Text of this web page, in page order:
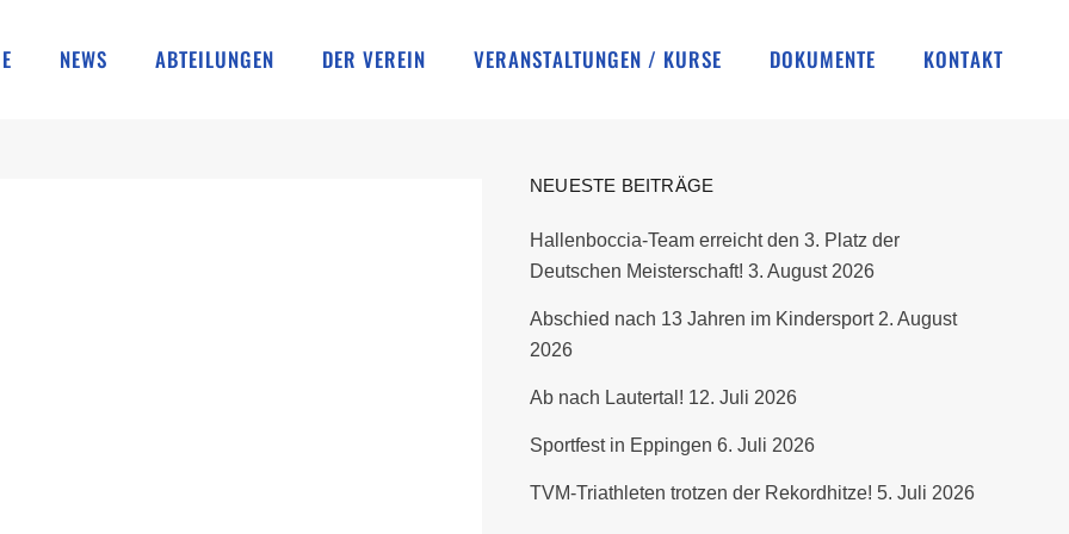
NEWS ABTEILUNGEN DER VEREIN VERANSTALTUNGEN / KURSE DOKUMENTE KONTAKT
NEUESTE BEITRÄGE
Hallenboccia-Team erreicht den 3. Platz der
Deutschen Meisterschaft! 3. August 2026
Abschied nach 13 Jahren im Kindersport 2. August
2026
Ab nach Lautertal! 12. Juli 2026
Sportfest in Eppingen 6. Juli 2026
TVM-Triathleten trotzen der Rekordhitze! 5. Juli 2026